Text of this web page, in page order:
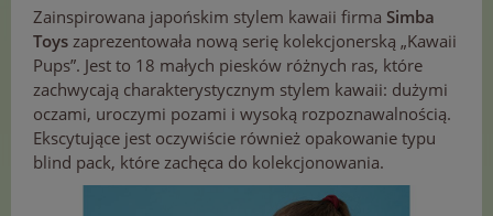
Zainspirowana japońskim stylem kawaii firma Simba
Toys zaprezentowała nową serię kolekcjonerską „Kawaii
Pups”. Jest to 18 małych piesków różnych ras, które
zachwycają charakterystycznym stylem kawaii: dużymi
oczami, uroczymi pozami i wysoką rozpoznawalnością.
Ekscytujące jest oczywiście również opakowanie typu
blind pack, które zachęca do kolekcjonowania.